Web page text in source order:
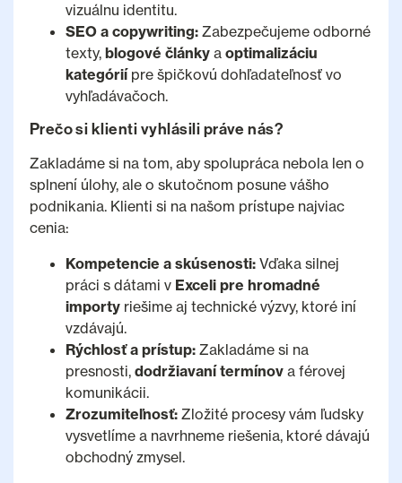
vizuálnu identitu.
SEO a copywriting:Zabezpečujeme odborné
texty, blogové článkya optimalizáciu
kategóriípre špičkovú dohľadateľnosť vo
vyhľadávačoch.
Prečo si klienti vyhlásili práve nás?
Zakladáme si na tom, aby spolupráca nebola len o
splnení úlohy, ale o skutočnom posune vášho
podnikania. Klienti si na našom prístupe najviac
cenia:
Kompetencie a skúsenosti:Vďaka silnej
práci s dátami v Exceli pre hromadné
importyriešime aj technické výzvy, ktoré iní
vzdávajú.
Rýchlosť a prístup:Zakladáme si na
presnosti, dodržiavaní termínova férovej
komunikácii.
Zrozumiteľnosť:Zložité procesy vám ľudsky
vysvetlíme a navrhneme riešenia, ktoré dávajú
obchodný zmysel.